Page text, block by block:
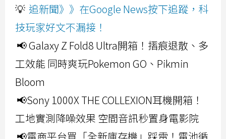
💡 追新聞》》在Google News按下追蹤，科
技玩家好文不漏接！
📢 Galaxy Z Fold8 Ultra開箱！摺痕退散、多
工效能 同時爽玩Pokemon GO、Pikmin
Bloom
📢Sony 1000X THE COLLEXION耳機開箱！
工地實測降噪效果 空間音訊秒置身電影院
📢電商平台買「全新庫存機」踩雷！電池循